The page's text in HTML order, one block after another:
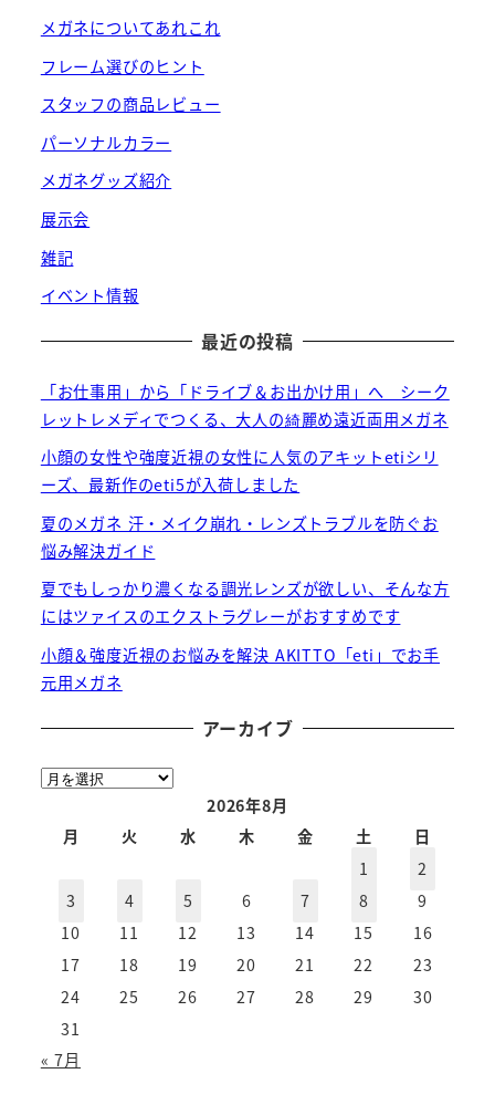
メガネについてあれこれ
フレーム選びのヒント
スタッフの商品レビュー
パーソナルカラー
メガネグッズ紹介
展示会
雑記
イベント情報
最近の投稿
「お仕事用」から「ドライブ＆お出かけ用」へ シーク
レットレメディでつくる、大人の綺麗め遠近両用メガネ
小顔の女性や強度近視の女性に人気のアキットetiシリ
ーズ、最新作のeti5が入荷しました
夏のメガネ 汗・メイク崩れ・レンズトラブルを防ぐお
悩み解決ガイド
夏でもしっかり濃くなる調光レンズが欲しい、そんな方
にはツァイスのエクストラグレーがおすすめです
小顔＆強度近視のお悩みを解決 AKITTO「eti」でお手
元用メガネ
アーカイブ
ア
2026年8月
月
火 水 木 金 土
日
1
2
3
4 5 6 7 8
9
10
11 12 13 14 15
16
17
18 19 20 21 22
23
24
25 26 27 28 29
30
31
« 7月